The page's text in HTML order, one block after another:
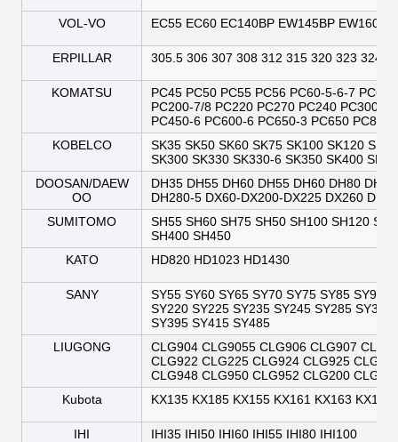
VOL-VO EC55 EC60 EC140BP EW145BP
ERPILLAR 305.5 306 307 308 312 315 320 323 324
KOMATSU
PC45 PC50 PC55 PC56 PC60-5-6-7
PC200-7/8 PC220 PC270 PC240 PC300-6/
PC450-6 PC600-6 PC650-3 PC650 PC800
KOBELCO
SK35 SK50 SK60 SK75 SK100 SK120
SK300 SK330 SK330-6 SK350 SK400
DOOSAN/DAEW
OO
DH35 DH55 DH60 DH55 DH60 DH80
DH280-5 DX60-DX200-DX225 DX260
SUMITOMO
SH55 SH60 SH75 SH50 SH100 SH120
SH400 SH450
KATO
HD820 HD1023 HD1430
SANY
SY55 SY60 SY65 SY70 SY75 SY85 SY95
SY220 SY225 SY235 SY245 SY285 SY305
SY395 SY415 SY485
LIUGONG
CLG904 CLG9055 CLG906 CLG907
CLG922 CLG225 CLG924 CLG925
CLG948 CLG950 CLG952 CLG200
Kubota
KX135 KX185 KX155 KX161 KX163 KX165
IHI IHI35 IHI50 IHI60 IHI55 IHI80 IHI100